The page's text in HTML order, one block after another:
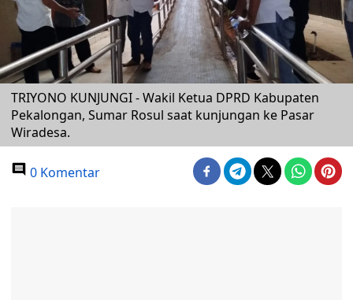
TRIYONO KUNJUNGI - Wakil Ketua DPRD Kabupaten
Pekalongan, Sumar Rosul saat kunjungan ke Pasar
Wiradesa.
0 Komentar